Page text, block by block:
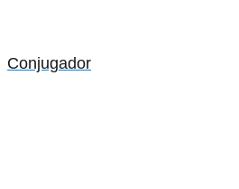
Conjugador